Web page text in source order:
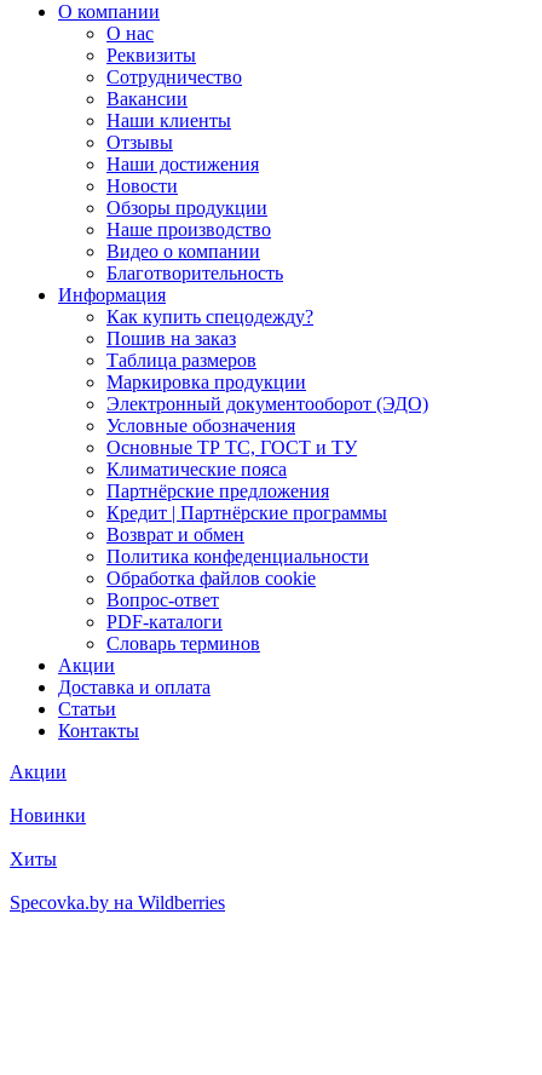
О компании
О нас
Реквизиты
Сотрудничество
Вакансии
Наши клиенты
Отзывы
Наши достижения
Новости
Обзоры продукции
Наше производство
Видео о компании
Благотворительность
Информация
Как купить спецодежду?
Пошив на заказ
Таблица размеров
Маркировка продукции
Электронный документооборот (ЭДО)
Условные обозначения
Основные ТР ТС, ГОСТ и ТУ
Климатические пояса
Партнёрские предложения
Кредит | Партнёрские программы
Возврат и обмен
Политика конфеденциальности
Обработка файлов cookie
Вопрос-ответ
PDF-каталоги
Словарь терминов
Акции
Доставка и оплата
Статьи
Контакты
Акции
Новинки
Хиты
Specovka.by на Wildberries